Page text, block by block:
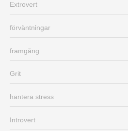
Extrovert
förväntningar
framgång
Grit
hantera stress
Introvert